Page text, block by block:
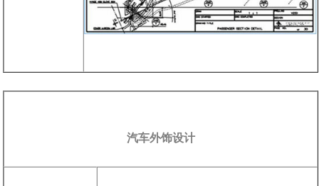
汽车外饰设计